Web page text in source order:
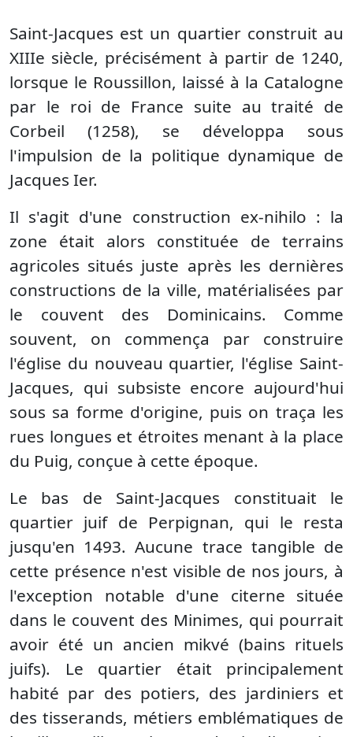
Saint-Jacques est un quartier construit au
XIIIe siècle, précisément à partir de 1240,
lorsque le Roussillon, laissé à la Catalogne
par le roi de France suite au traité de
Corbeil (1258), se développa sous
l'impulsion de la politique dynamique de
Jacques Ier.
Il s'agit d'une construction ex-nihilo : la
zone était alors constituée de terrains
agricoles situés juste après les dernières
constructions de la ville, matérialisées par
le couvent des Dominicains. Comme
souvent, on commença par construire
l'église du nouveau quartier, l'église Saint-
Jacques, qui subsiste encore aujourd'hui
sous sa forme d'origine, puis on traça les
rues longues et étroites menant à la place
du Puig, conçue à cette époque.
Le bas de Saint-Jacques constituait le
quartier juif de Perpignan, qui le resta
jusqu'en 1493. Aucune trace tangible de
cette présence n'est visible de nos jours, à
l'exception notable d'une citerne située
dans le couvent des Minimes, qui pourrait
avoir été un ancien mikvé (bains rituels
juifs). Le quartier était principalement
habité par des potiers, des jardiniers et
des tisserands, métiers emblématiques de